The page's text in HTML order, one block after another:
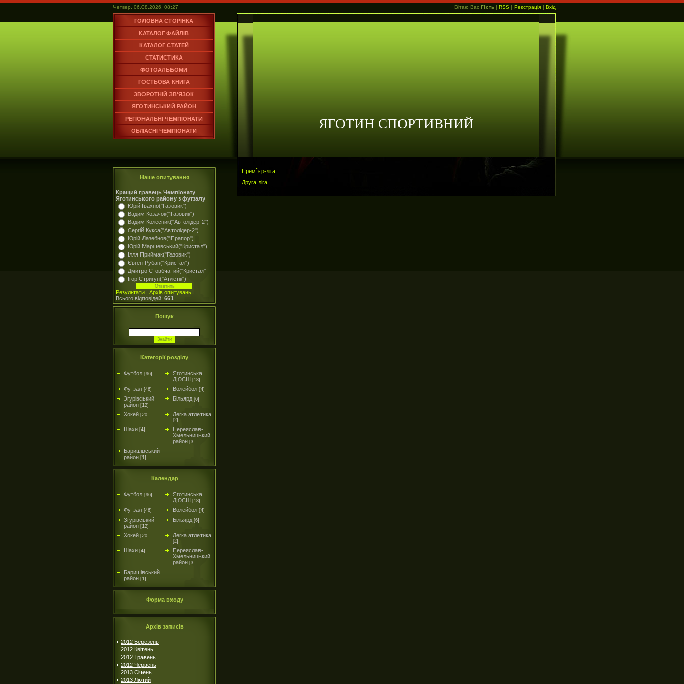
Четвер, 06.08.2026, 08:27 Вітаю Вас Гість | RSS | Реєстрація | Вхід
ГОЛОВНА СТОРІНКА
КАТАЛОГ ФАЙЛІВ
КАТАЛОГ СТАТЕЙ
СТАТИСТИКА
ФОТОАЛЬБОМИ
ГОСТЬОВА КНИГА
ЗВОРОТНІЙ ЗВ'ЯЗОК
ЯГОТИНСЬКИЙ РАЙОН
РЕГІОНАЛЬНІ ЧЕМПІОНАТИ
ОБЛАСНІ ЧЕМПІОНАТИ
ЯГОТИН СПОРТИВНИЙ
Наше опитування
Кращий гравець Чемпіонату
Яготинського району з футзалу
Юрій Івахно("Газовик")
Вадим Козачок("Газовик")
Вадим Колесник("Автолідер-2")
Сергій Кукса("Автолідер-2")
Юрій Лазебнов("Прапор")
Юрій Маршевський("Кристал")
Ілля Приймак("Газовик")
Євген Рубан("Кристал")
Дмитро Стовбчатий("Кристал"
Ігор Стригун("Атлетік")
Результати | Архів опитувань
Всього відповідей: 661
Пошук
Категорії розділу
Футбол [96]
Яготинська
ДЮСШ [18]
Футзал [46] Волейбол [4]
Згурівський
район [12]
Більярд [6]
Хокей [20] Легка атлетика
[2]
Шахи [4]
Переяслав-
Хмельницький
район [3]
Баришівський
район [1]
Календар
Футбол [96]
Яготинська
ДЮСШ [18]
Футзал [46] Волейбол [4]
Згурівський
район [12]
Більярд [6]
Хокей [20] Легка атлетика
[2]
Шахи [4]
Переяслав-
Хмельницький
район [3]
Баришівський
район [1]
Форма входу
Архів записів
2012 Березень
2012 Квітень
2012 Травень
2012 Червень
2013 Січень
2013 Лютий
Прем`єр-ліга
Друга ліга